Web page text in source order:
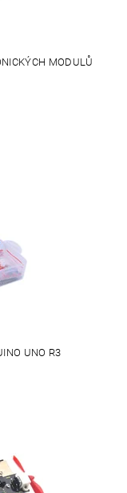
MODULŮ
UNO R3